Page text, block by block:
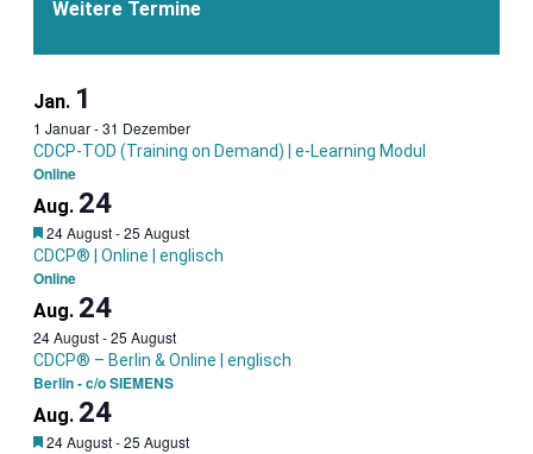
Weitere Termine
Jan. 1
1 Januar-31 Dezember
CDCP-TOD (Training on Demand) | e-Learning Modul
Online
Aug. 24
Garantietermin
24 August-25 August
CDCP® | Online | englisch
Online
Aug. 24
24 August-25 August
CDCP® – Berlin & Online | englisch
Berlin - c/o SIEMENS
Aug. 24
Garantietermin
24 August-25 August